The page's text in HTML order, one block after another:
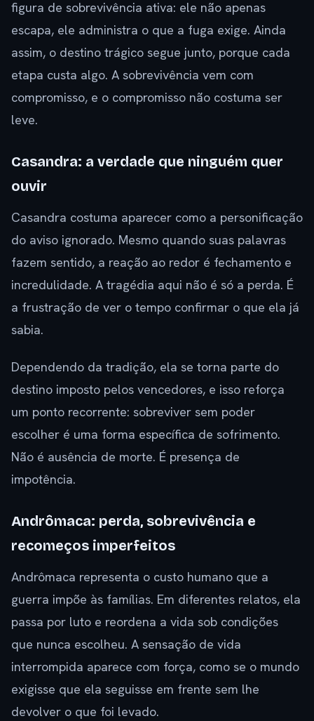
figura de sobrevivência ativa: ele não apenas
escapa, ele administra o que a fuga exige. Ainda
assim, o destino trágico segue junto, porque cada
etapa custa algo. A sobrevivência vem com
compromisso, e o compromisso não costuma ser
leve.
Casandra: a verdade que ninguém quer
ouvir
Casandra costuma aparecer como a personificação
do aviso ignorado. Mesmo quando suas palavras
fazem sentido, a reação ao redor é fechamento e
incredulidade. A tragédia aqui não é só a perda. É
a frustração de ver o tempo confirmar o que ela já
sabia.
Dependendo da tradição, ela se torna parte do
destino imposto pelos vencedores, e isso reforça
um ponto recorrente: sobreviver sem poder
escolher é uma forma específica de sofrimento.
Não é ausência de morte. É presença de
impotência.
Andrômaca: perda, sobrevivência e
recomeços imperfeitos
Andrômaca representa o custo humano que a
guerra impõe às famílias. Em diferentes relatos, ela
passa por luto e reordena a vida sob condições
que nunca escolheu. A sensação de vida
interrompida aparece com força, como se o mundo
exigisse que ela seguisse em frente sem lhe
devolver o que foi levado.